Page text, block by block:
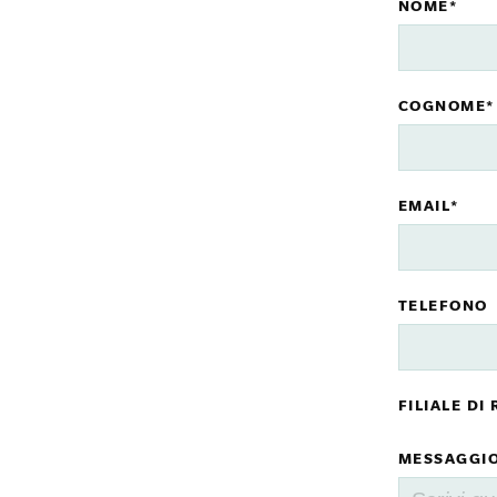
NOME*
COGNOME*
EMAIL*
TELEFONO
FILIALE DI